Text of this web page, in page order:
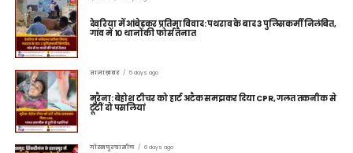
देवरिया में आंबेडकर प्रतिमा विवाद: पथराव के बाद 3 पुलिसकर्मी निलंबित,
गांव में 10 थानों की फोर्स तैनात
ताज़ा ख़बर 5 days ago
मुरैना: बेहोश टीचर को हार्ट अटैक समझकर दिया CPR, गलत तकनीक से
टूटीं दो पसलियां
गोरखपुर ग्रामीण 6 days ago